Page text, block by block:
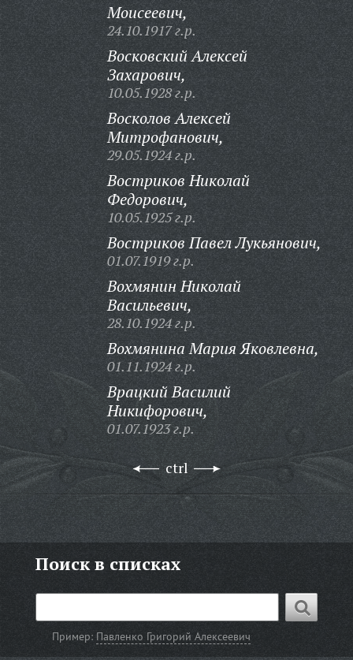
Моисеевич,
24.10.1917 г.р.
Восковский Алексей
Захарович,
10.05.1928 г.р.
Восколов Алексей
Митрофанович,
29.05.1924 г.р.
Востриков Николай
Федорович,
10.05.1925 г.р.
Востриков Павел Лукьянович,
01.07.1919 г.р.
Вохмянин Николай
Васильевич,
28.10.1924 г.р.
Вохмянина Мария Яковлевна,
01.11.1924 г.р.
Врацкий Василий
Никифорович,
01.07.1923 г.р.
ctrl
Поиск в списках
Пример: Павленко Григорий Алексеевич